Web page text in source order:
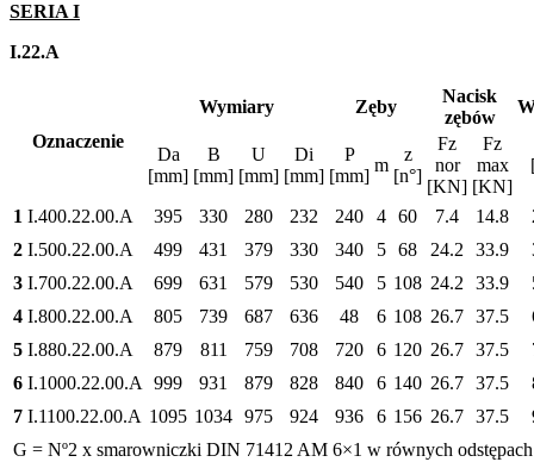
SERIA I
I.22.A
Oznaczenie
Wymiary Zęby
Nacisk
zębów
Da
[mm]
B
[mm]
U
[mm]
Di
[mm]
P
[mm]
m
z
[n°]
Fz
nor
[KN]
Fz
max
[KN]
1 I.400.22.00.A 395 330 280 232 240 4 60 7.4 14.8
2 I.500.22.00.A 499 431 379 330 340 5 68 24.2 33.9
3 I.700.22.00.A 699 631 579 530 540 5 108 24.2 33.9
4 I.800.22.00.A 805 739 687 636 48 6 108 26.7 37.5
5 I.880.22.00.A 879 811 759 708 720 6 120 26.7 37.5
6 I.1000.22.00.A 999 931 879 828 840 6 140 26.7 37.5
7 I.1100.22.00.A 1095 1034 975 924 936 6 156 26.7 37.5
G = Nº2 x smarowniczki DIN 71412 AM 6×1 w równych odstępach